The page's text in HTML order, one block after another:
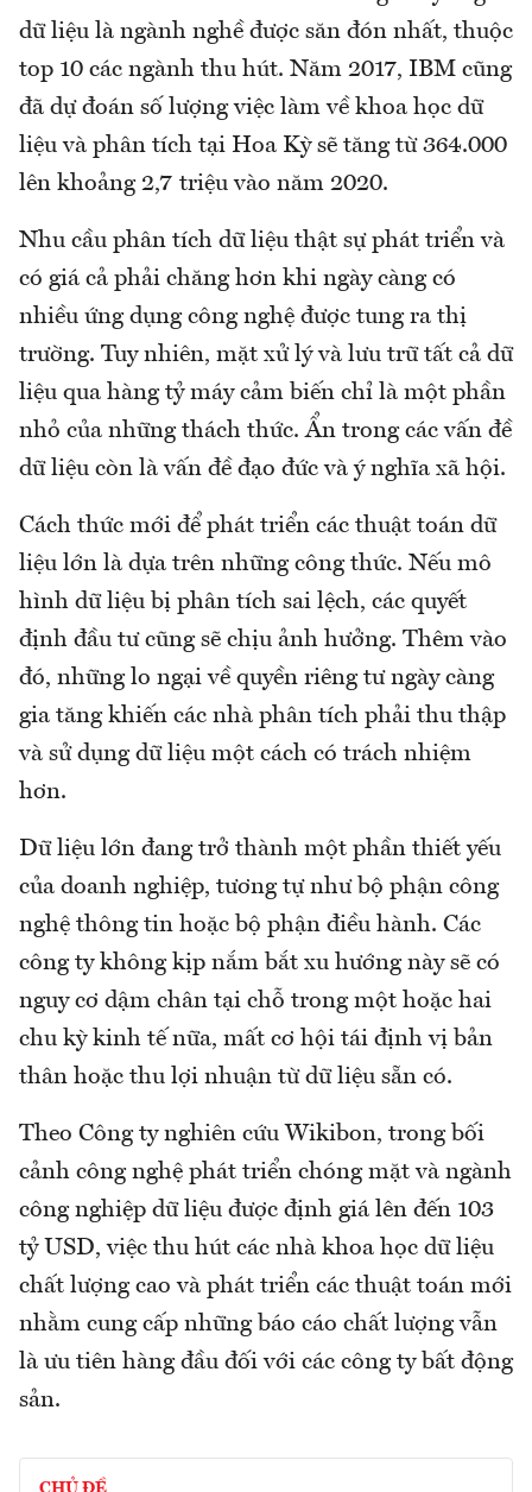
dữ liệu là ngành nghề được săn đón nhất, thuộc
top 10 các ngành thu hút. Năm 2017, IBM cũng
đã dự đoán số lượng việc làm về khoa học dữ
liệu và phân tích tại Hoa Kỳ sẽ tăng từ 364.000
lên khoảng 2,7 triệu vào năm 2020.
Nhu cầu phân tích dữ liệu thật sự phát triển và
có giá cả phải chăng hơn khi ngày càng có
nhiều ứng dụng công nghệ được tung ra thị
trường. Tuy nhiên, mặt xử lý và lưu trữ tất cả dữ
liệu qua hàng tỷ máy cảm biến chỉ là một phần
nhỏ của những thách thức. Ẩn trong các vấn đề
dữ liệu còn là vấn đề đạo đức và ý nghĩa xã hội.
Cách thức mới để phát triển các thuật toán dữ
liệu lớn là dựa trên những công thức. Nếu mô
hình dữ liệu bị phân tích sai lệch, các quyết
định đầu tư cũng sẽ chịu ảnh hưởng. Thêm vào
đó, những lo ngại về quyền riêng tư ngày càng
gia tăng khiến các nhà phân tích phải thu thập
và sử dụng dữ liệu một cách có trách nhiệm
hơn.
Dữ liệu lớn đang trở thành một phần thiết yếu
của doanh nghiệp, tương tự như bộ phận công
nghệ thông tin hoặc bộ phận điều hành. Các
công ty không kịp nắm bắt xu hướng này sẽ có
nguy cơ dậm chân tại chỗ trong một hoặc hai
chu kỳ kinh tế nữa, mất cơ hội tái định vị bản
thân hoặc thu lợi nhuận từ dữ liệu sẵn có.
Theo Công ty nghiên cứu Wikibon, trong bối
cảnh công nghệ phát triển chóng mặt và ngành
công nghiệp dữ liệu được định giá lên đến 103
tỷ USD, việc thu hút các nhà khoa học dữ liệu
chất lượng cao và phát triển các thuật toán mới
nhằm cung cấp những báo cáo chất lượng vẫn
là ưu tiên hàng đầu đối với các công ty bất động
sản.
CHỦ ĐỀ